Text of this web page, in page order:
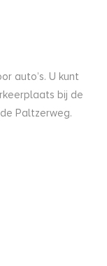
auto’s. U kunt
bij de
Paltzerweg.